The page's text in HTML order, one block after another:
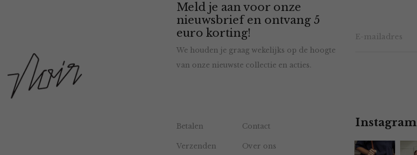
Meld je aan voor onze
nieuwsbrief en ontvang 5
euro korting!
We houden je graag wekelijks op de hoogte
van onze nieuwste collectie en acties.
Betalen Contact
Verzenden Over ons
Instagram